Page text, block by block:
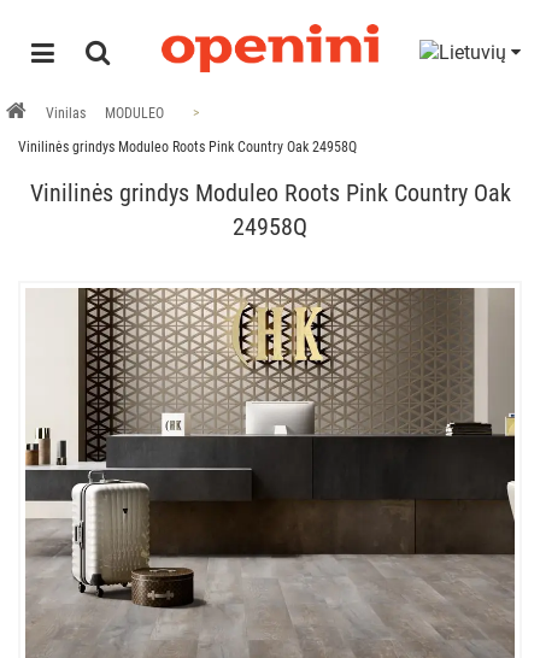
Vinilas
MODULEO
Vinilinės grindys Moduleo Roots Pink Country Oak 24958Q
Vinilinės grindys Moduleo Roots Pink Country Oak
24958Q